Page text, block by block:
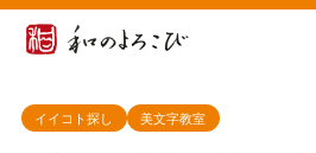
イイコト探し 美文字教室